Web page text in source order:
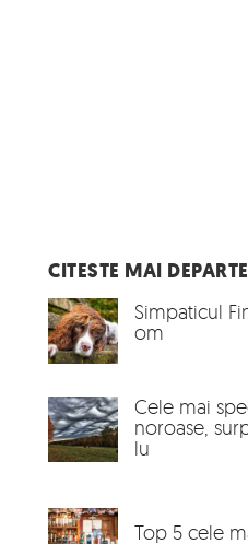
CITESTE MAI
Simpaticul
om
Cele mai
noroase,
lu
Top 5 cele